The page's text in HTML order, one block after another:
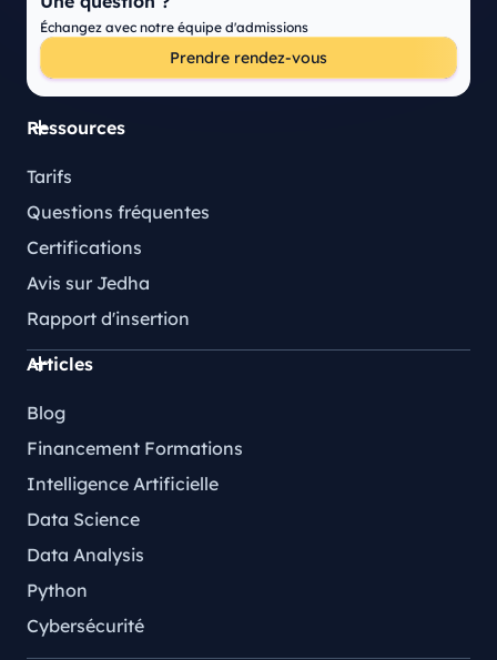
Échangez avec notre équipe d'admissions
Prendre rendez-vous
Ressources
Tarifs
Questions fréquentes
Certifications
Avis sur Jedha
Rapport d'insertion
Articles
Blog
Financement Formations
Intelligence Artificielle
Data Science
Data Analysis
Python
Cybersécurité